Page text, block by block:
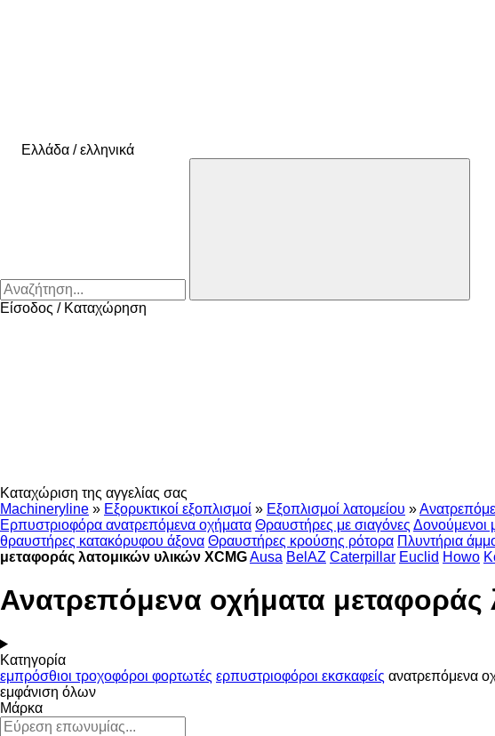
Ελλάδα / ελληνικά
Είσοδος / Καταχώρηση
Καταχώριση της αγγελίας σας
Machineryline » Εξορυκτικοί εξοπλισμοί » Εξοπλισμοί λατομείου »
Ερπυστριοφόρα ανατρεπόμενα οχήματα Θραυστήρες με σιαγόνες Δονούμενοι
θραυστήρες κατακόρυφου άξονα Θραυστήρες κρούσης ρότορα Πλυντήρια
μεταφοράς λατομικών υλικών XCMGAusa BelAZ Caterpillar Euclid Howo
Ανατρεπόμενα οχήματα μεταφοράς
Κατηγορία
εμπρόσθιοι τροχοφόροι φορτωτές ερπυστριοφόροι εκσκαφείς ανατρεπόμενα
εμφάνιση όλων
Μάρκα